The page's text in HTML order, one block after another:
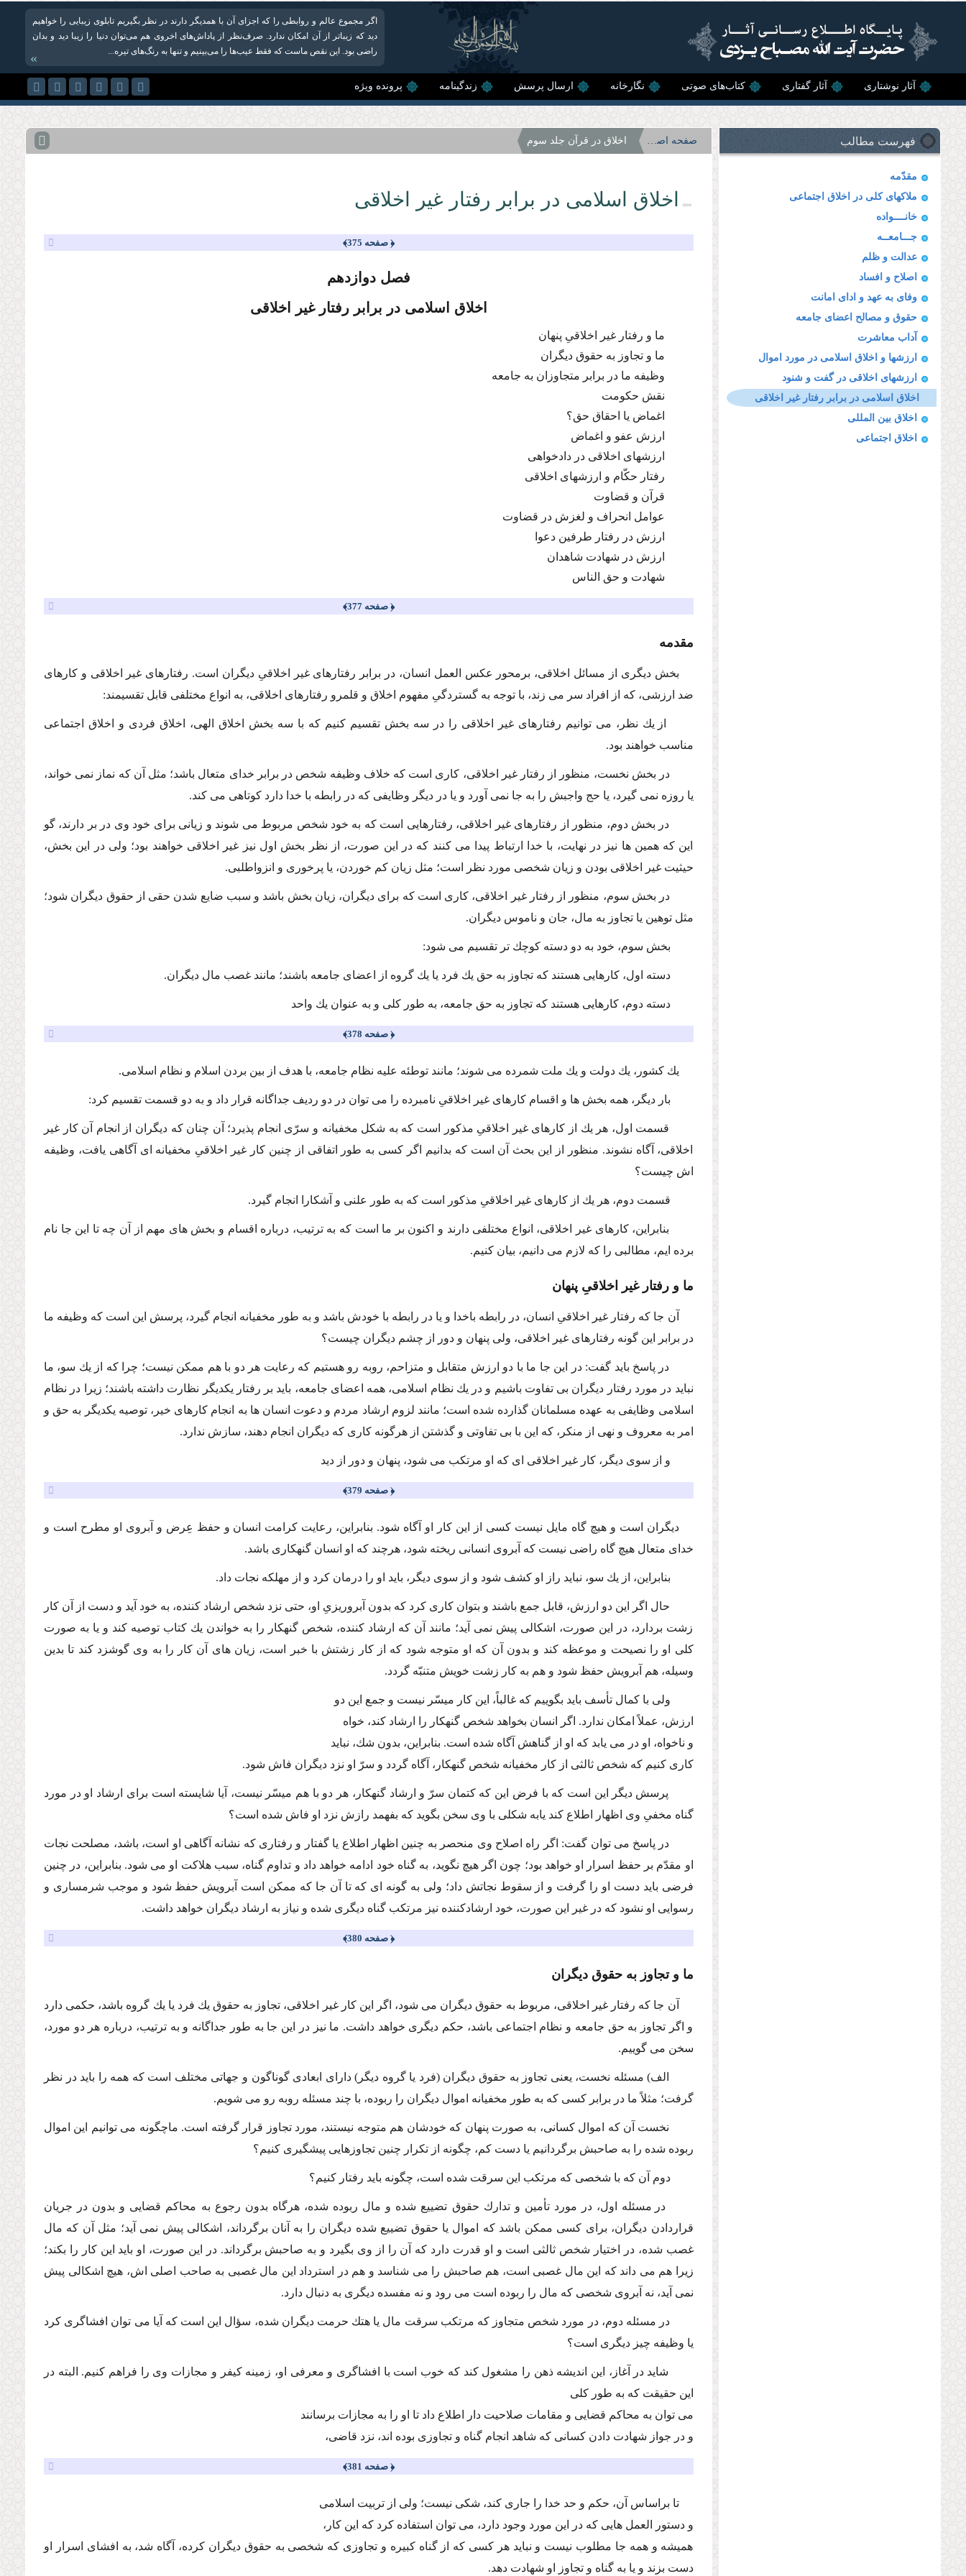
اگر مجموع عالم و روابطی را که اجزای آن با همدیگر دارند در نظر بگیریم تابلوی زیبایی را خواهیم
دید که زیباتر از آن امکان ندارد. صرف‌نظر از پاداش‌های اخروی هم می‌توان دنیا را زیبا دید و بدان
راضی بود. این نقص ماست که فقط عیب‌ها را می‌بینیم و تنها به رنگ‌های تیره...
»
آثار نوشتاری آثار گفتاری کتاب‌های صوتی نگارخانه ارسال پرسش زندگینامه پرونده ویژه
فهرست مطالب
مقدّمه
ملاكهاى كلى در اخلاق اجتماعى
خانــــواده
جـــامعــه
عدالت و ظلم
اصلاح و افساد
وفاى به عهد و اداى امانت
حقوق و مصالح اعضاى جامعه
آداب معاشرت
ارزشها و اخلاق اسلامى در مورد اموال
ارزشهاى اخلاقى در گفت و شنود
اخلاق اسلامى در برابر رفتار غیر اخلاقى
اخلاق بین المللى
اخلاق اجتماعى
صفحه اصلی اخلاق در قرآن جلد سوم
اخلاق اسلامى در برابر رفتار غیر اخلاقى
﴿ صفحه 375﴾
فصل دوازدهم
اخلاق اسلامى در برابر رفتار غیر اخلاقى
ما و رفتار غیر اخلاقىِ پنهان
ما و تجاوز به حقوق دیگران
وظیفه ما در برابر متجاوزان به جامعه
نقش حكومت
اغماض یا احقاق حق؟
ارزش عفو و اغماض
ارزشهاى اخلاقى در دادخواهى
رفتار حكّام و ارزشهاى اخلاقى
قرآن و قضاوت
عوامل انحراف و لغزش در قضاوت
ارزش در رفتار طرفین دعوا
ارزش در شهادت شاهدان
شهادت و حق الناس
﴿ صفحه 377﴾
مقدمه
بخش دیگرى از مسائل اخلاقى، برمحور عكس العمل انسان، در برابر رفتارهاى غیر اخلاقىِ دیگران است. رفتارهاى غیر اخلاقى و كارهاى
ضد ارزشى، كه از افراد سر مى زند، با توجه به گستردگىِ مفهوم اخلاق و قلمرو رفتارهاى اخلاقى، به انواع مختلفى قابل تقسیمند:
از یك نظر، مى توانیم رفتارهاى غیر اخلاقى را در سه بخش تقسیم كنیم كه با سه بخش اخلاق الهى، اخلاق فردى و اخلاق اجتماعى
مناسب خواهند بود.
در بخش نخست، منظور از رفتار غیر اخلاقى، كارى است كه خلاف وظیفه شخص در برابر خداى متعال باشد؛ مثل آن كه نماز نمى خواند،
یا روزه نمى گیرد، یا حج واجبش را به جا نمى آورد و یا در دیگر وظایفى كه در رابطه با خدا دارد كوتاهى مى كند.
در بخش دوم، منظور از رفتارهاى غیر اخلاقى، رفتارهایى است كه به خود شخص مربوط مى شوند و زیانى براى خود وى در بر دارند، گو
این كه همین ها نیز در نهایت، با خدا ارتباط پیدا مى كنند كه در این صورت، از نظر بخش اول نیز غیر اخلاقى خواهند بود؛ ولى در این بخش،
حیثیت غیر اخلاقى بودن و زیان شخصى مورد نظر است؛ مثل زیان كم خوردن، یا پرخورى و انزواطلبى.
در بخش سوم، منظور از رفتار غیر اخلاقى، كارى است كه براى دیگران، زیان بخش باشد و سبب ضایع شدن حقى از حقوق دیگران شود؛
مثل توهین یا تجاوز به مال، جان و ناموس دیگران.
بخش سوم، خود به دو دسته كوچك تر تقسیم مى شود:
دسته اول، كارهایى هستند كه تجاوز به حق یك فرد یا یك گروه از اعضاى جامعه باشند؛ مانند غصب مال دیگران.
دسته دوم، كارهایى هستند كه تجاوز به حق جامعه، به طور كلى و به عنوان یك واحد
﴿ صفحه 378﴾
یك كشور، یك دولت و یك ملت شمرده مى شوند؛ مانند توطئه علیه نظام جامعه، با هدف از بین بردن اسلام و نظام اسلامى.
بار دیگر، همه بخش ها و اقسام كارهاى غیر اخلاقىِ نامبرده را مى توان در دو ردیف جداگانه قرار داد و به دو قسمت تقسیم كرد:
قسمت اول، هر یك از كارهاى غیر اخلاقىِ مذكور است كه به شكل مخفیانه و سرّى انجام پذیرد؛ آن چنان كه دیگران از انجام آن كار غیر
اخلاقى، آگاه نشوند. منظور از این بحث آن است كه بدانیم اگر كسى به طور اتفاقى از چنین كار غیر اخلاقىِ مخفیانه اى آگاهى یافت، وظیفه
اش چیست؟
قسمت دوم، هر یك از كارهاى غیر اخلاقىِ مذكور است كه به طور علنى و آشكارا انجام گیرد.
بنابراین، كارهاى غیر اخلاقى، انواع مختلفى دارند و اكنون بر ما است كه به ترتیب، درباره اقسام و بخش هاى مهم از آن چه تا این جا نام
برده ایم، مطالبى را كه لازم مى دانیم، بیان كنیم.
ما و رفتار غیر اخلاقىِ پنهان
آن جا كه رفتار غیر اخلاقىِ انسان، در رابطه باخدا و یا در رابطه با خودش باشد و به طور مخفیانه انجام گیرد، پرسش این است كه وظیفه ما
در برابر این گونه رفتارهاى غیر اخلاقى، ولى پنهان و دور از چشم دیگران چیست؟
در پاسخ باید گفت: در این جا ما با دو ارزش متقابل و متزاحم، روبه رو هستیم كه رعایت هر دو با هم ممكن نیست؛ چرا كه از یك سو، ما
نباید در مورد رفتار دیگران بى تفاوت باشیم و در یك نظام اسلامى، همه اعضاى جامعه، باید بر رفتار یكدیگر نظارت داشته باشند؛ زیرا در نظام
اسلامى وظایفى به عهده مسلمانان گذارده شده است؛ مانند لزوم ارشاد مردم و دعوت انسان ها به انجام كارهاى خیر، توصیه یكدیگر به حق و
امر به معروف و نهى از منكر، كه این با بى تفاوتى و گذشتن از هرگونه كارى كه دیگران انجام دهند، سازش ندارد.
و از سوى دیگر، كار غیر اخلاقى اى كه او مرتكب مى شود، پنهان و دور از دید
﴿ صفحه 379﴾
دیگران است و هیچ گاه مایل نیست كسى از این كار او آگاه شود. بنابراین، رعایت كرامت انسان و حفظ عِرض و آبروى او مطرح است و
خداى متعال هیچ گاه راضى نیست كه آبروى انسانى ریخته شود، هرچند كه او انسان گنهكارى باشد.
بنابراین، از یك سو، نباید راز او كشف شود و از سوى دیگر، باید او را درمان كرد و از مهلكه نجات داد.
حال اگر این دو ارزش، قابل جمع باشند و بتوان كارى كرد كه بدون آبروریزىِ او، حتى نزد شخص ارشاد كننده، به خود آید و دست از آن كار
زشت بردارد، در این صورت، اشكالى پیش نمى آید؛ مانند آن كه ارشاد كننده، شخص گنهكار را به خواندن یك كتاب توصیه كند و یا به صورت
كلى او را نصیحت و موعظه كند و بدون آن كه او متوجه شود كه از كار زشتش با خبر است، زیان هاى آن كار را به وى گوشزد كند تا بدین
وسیله، هم آبرویش حفظ شود و هم به كار زشت خویش متنبّه گردد.
ولى با كمال تأسف باید بگوییم كه غالباً، این كار میسّر نیست و جمع این دو
ارزش، عملاً امكان ندارد. اگر انسان بخواهد شخص گنهكار را ارشاد كند، خواه
و ناخواه، او در مى یابد كه او از گناهش آگاه شده است. بنابراین، بدون شك، نباید
كارى كنیم كه شخص ثالثى از كار مخفیانه شخص گنهكار، آگاه گردد و سرّ او نزد دیگران فاش شود.
پرسش دیگر این است كه با فرض این كه كتمان سرّ و ارشاد گنهكار، هر دو با هم میسّر نیست، آیا شایسته است براى ارشاد او در مورد
گناه مخفىِ وى اظهار اطلاع كند یابه شكلى با وى سخن بگوید كه بفهمد رازش نزد او فاش شده است؟
در پاسخ مى توان گفت: اگر راه اصلاح وى منحصر به چنین اظهار اطلاع یا گفتار و رفتارى كه نشانه آگاهى او است، باشد، مصلحت نجات
او مقدّم بر حفظ اسرار او خواهد بود؛ چون اگر هیچ نگوید، به گناه خود ادامه خواهد داد و تداوم گناه، سبب هلاكت او مى شود. بنابراین، در چنین
فرضى باید دست او را گرفت و از سقوط نجاتش داد؛ ولى به گونه اى كه تا آن جا كه ممكن است آبرویش حفظ شود و موجب شرمسارى و
رسوایى او نشود كه در غیر این صورت، خود ارشادكننده نیز مرتكب گناه دیگرى شده و نیاز به ارشاد دیگران خواهد داشت.
﴿ صفحه 380﴾
ما و تجاوز به حقوق دیگران
آن جا كه رفتار غیر اخلاقى، مربوط به حقوق دیگران مى شود، اگر این كار غیر اخلاقى، تجاوز به حقوق یك فرد یا یك گروه باشد، حكمى دارد
و اگر تجاوز به حق جامعه و نظام اجتماعى باشد، حكم دیگرى خواهد داشت. ما نیز در این جا به طور جداگانه و به ترتیب، درباره هر دو مورد،
سخن مى گوییم.
الف) مسئله نخست، یعنى تجاوز به حقوق دیگران (فرد یا گروه دیگر) داراى ابعادى گوناگون و جهاتى مختلف است كه همه را باید در نظر
گرفت؛ مثلاً ما در برابر كسى كه به طور مخفیانه اموال دیگران را ربوده، با چند مسئله روبه رو مى شویم.
نخست آن كه اموال كسانى، به صورت پنهان كه خودشان هم متوجه نیستند، مورد تجاوز قرار گرفته است. ماچگونه مى توانیم این اموال
ربوده شده را به صاحبش برگردانیم یا دست كم، چگونه از تكرار چنین تجاوزهایى پیشگیرى كنیم؟
دوم آن كه با شخصى كه مرتكب این سرقت شده است، چگونه باید رفتار كنیم؟
در مسئله اول، در مورد تأمین و تدارك حقوق تضییع شده و مال ربوده شده، هرگاه بدون رجوع به محاكم قضایى و بدون در جریان
قراردادن دیگران، براى كسى ممكن باشد كه اموال یا حقوق تضییع شده دیگران را به آنان برگرداند، اشكالى پیش نمى آید؛ مثل آن كه مال
غصب شده، در اختیار شخص ثالثى است و او قدرت دارد كه آن را از وى بگیرد و به صاحبش برگرداند. در این صورت، او باید این كار را بكند؛
زیرا هم مى داند كه این مال غصبى است، هم صاحبش را مى شناسد و هم در استرداد این مال غصبى به صاحب اصلى اش، هیچ اشكالى پیش
نمى آید، نه آبروى شخصى كه مال را ربوده است مى رود و نه مفسده دیگرى به دنبال دارد.
در مسئله دوم، در مورد شخص متجاوز كه مرتكب سرقت مال یا هتك حرمت دیگران شده، سؤال این است كه آیا مى توان افشاگرى كرد
یا وظیفه چیز دیگرى است؟
شاید در آغاز، این اندیشه ذهن را مشغول كند كه خوب است با افشاگرى و معرفى او، زمینه كیفر و مجازات وى را فراهم كنیم. البته در
این حقیقت كه به طور كلى
مى توان به محاكم قضایى و مقامات صلاحیت دار اطلاع داد تا او را به مجازات برسانند
و در جواز شهادت دادن كسانى كه شاهد انجام گناه و تجاوزى بوده اند، نزد قاضى،
﴿ صفحه 381﴾
تا براساس آن، حكم و حد خدا را جارى كند، شكى نیست؛ ولى از تربیت اسلامى
و دستور العمل هایى كه در این مورد وجود دارد، مى توان استفاده كرد كه این كار،
همیشه و همه جا مطلوب نیست و نباید هر كسى كه از گناه كبیره و تجاوزى كه شخصى به حقوق دیگران كرده، آگاه شد، به افشاى اسرار او
دست بزند و یا به گناه و تجاوز او شهادت دهد.